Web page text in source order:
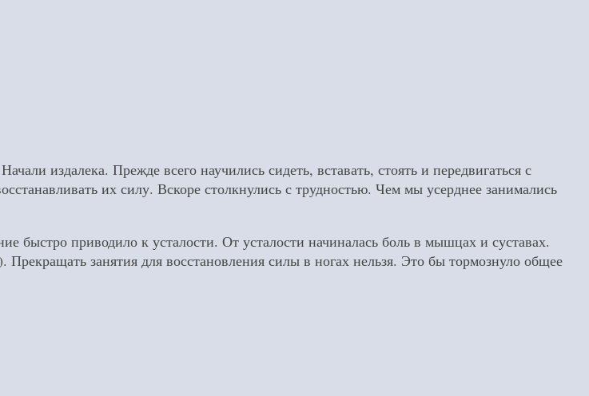
издалека. Прежде всего научились сидеть, вставать, стоять и передвигаться с
их силу. Вскоре столкнулись с трудностью. Чем мы усерднее занимались
приводило к усталости. От усталости начиналась боль в мышцах и суставах.
занятия для восстановления силы в ногах нельзя. Это бы тормознуло общее